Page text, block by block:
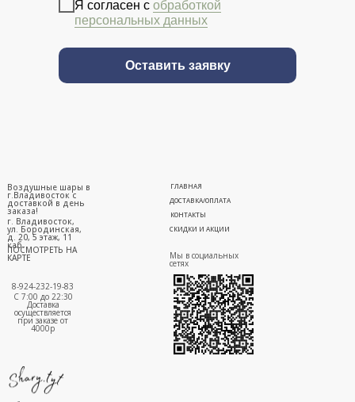
Я согласен с обработкой
персональных данных
Оставить заявку
г. Владивосток,
ул. Бородинская,
д. 20, 5 этаж, 11
каб.
ПОСМОТРЕТЬ НА
КАРТЕ
ГЛАВНАЯ
ДОСТАВКА/ОПЛАТА
СКИДКИ И АКЦИИ
КОНТАКТЫ
8-924-232-19-83
С 7:00 до 22:30
Доставка
осуществляется
при заказе от
4000р
Воздушные шары в
г.Владивосток с
доставкой в день
заказа!
Мы в социальных
сетях